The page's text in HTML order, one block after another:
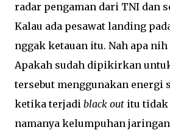
radar pengaman dari TNI dan
Kalau ada pesawat landing
nggak ketauan itu. Nah apa
Apakah sudah dipikirkan
tersebut menggunakan energi
ketika terjadi black out itu tidak
namanya kelumpuhan